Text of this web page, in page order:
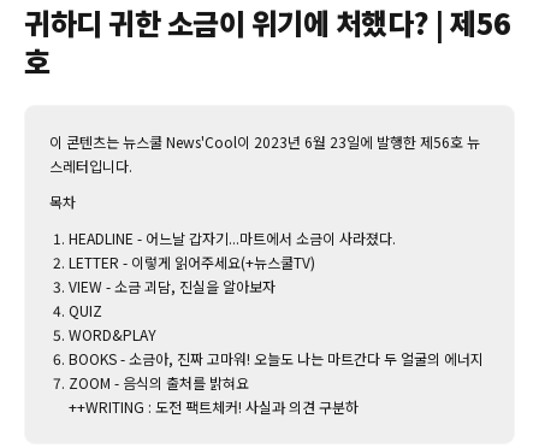
귀하디 귀한 소금이 위기에 처했다? | 제56
호
이 콘텐츠는 뉴스쿨 News'Cool이 2023년 6월 23일에 발행한 제56호 뉴
스레터입니다.‌
목차
HEADLINE - 어느날 갑자기...마트에서 소금이 사라졌다.
LETTER - 이렇게 읽어주세요(+뉴스쿨TV)
VIEW - 소금 괴담, 진실을 알아보자
QUIZ
WORD&PLAY
BOOKS - 소금아, 진짜 고마워! 오늘도 나는 마트간다 두 얼굴의 에너지
ZOOM - 음식의 출처를 밝혀요
++WRITING : 도전 팩트체커! 사실과 의견 구분하